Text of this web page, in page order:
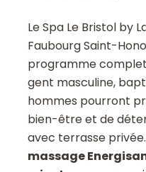
Le Spa Le Bristol by
Faubourg Saint-
programme
gent masculine,
hommes pourront
bien-être et de
avec terrasse
massage